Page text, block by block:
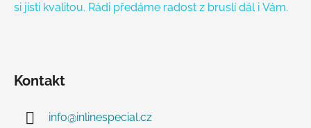
si jisti kvalitou. Rádi předáme radost z bruslí dál i Vám.
Kontakt
info@inlinespecial.cz